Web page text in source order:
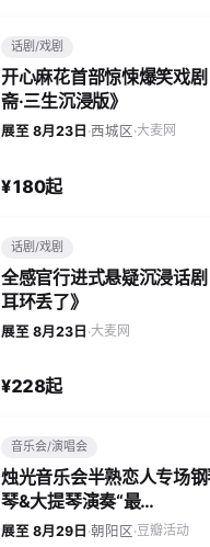
话剧/戏剧
开心麻花首部惊悚爆笑戏
斋·三生沉浸版》
展至 8月23日 ·西城区·大麦网
¥180起
话剧/戏剧
全感官行进式悬疑沉浸话
耳环丢了》
展至 8月23日 ·大麦网
¥228起
音乐会/演唱会
烛光音乐会半熟恋人专场
琴&大提琴演奏“最…
展至 8月29日 ·朝阳区·豆瓣活动